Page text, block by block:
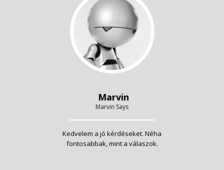
Marvin
Marvin Says
Kedvelem a jó kérdéseket. Néha
fontosabbak, mint a válaszok.